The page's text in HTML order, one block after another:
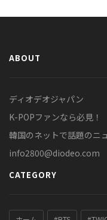
ABOUT
ディオデオジャパン
K-POPファンなら必見！
韓国のネットで話題のニ
info2800@diodeo.com
CATEGORY